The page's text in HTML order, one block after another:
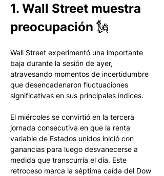
1. Wall Street muestra
preocupación 🗽
Wall Street experimentó una importante
baja durante la sesión de ayer,
atravesando momentos de incertidumbre
que desencadenaron fluctuaciones
significativas en sus principales índices.
El miércoles se convirtió en la tercera
jornada consecutiva en que la renta
variable de Estados unidos inició con
ganancias para luego desvanecerse a
medida que transcurría el día. Este
retroceso marca la séptima caída del Dow